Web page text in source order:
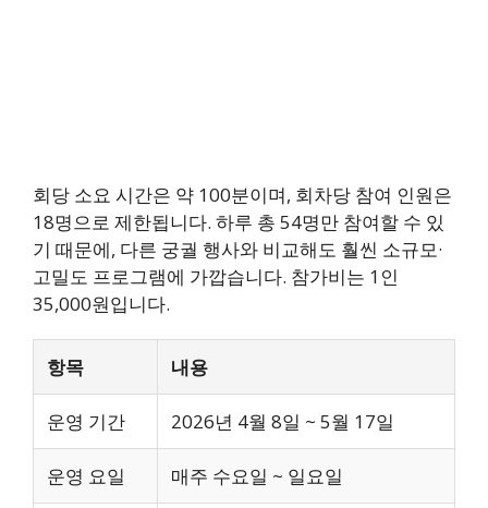
회당 소요 시간은 약 100분이며, 회차당 참여 인원은
18명으로 제한됩니다. 하루 총 54명만 참여할 수 있
기 때문에, 다른 궁궐 행사와 비교해도 훨씬 소규모·
고밀도 프로그램에 가깝습니다. 참가비는 1인
35,000원입니다.
항목 내용
운영 기간 2026년 4월 8일 ~ 5월 17일
운영 요일 매주 수요일 ~ 일요일